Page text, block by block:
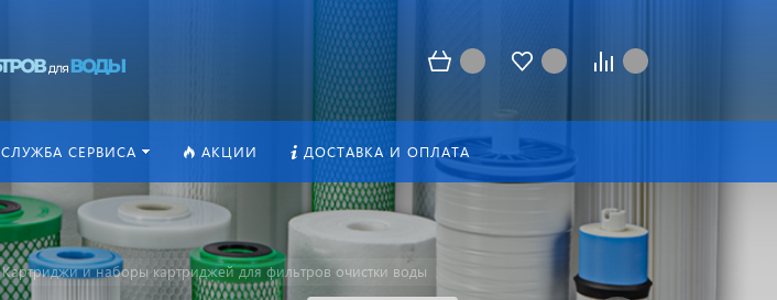
СЛУЖБА СЕРВИСА АКЦИИ ДОСТАВКА И ОПЛАТА
Картриджи и наборы картриджей для фильтров очистки воды